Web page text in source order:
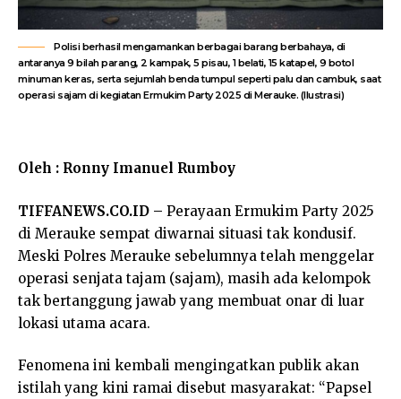
Polisi berhasil mengamankan berbagai barang berbahaya, di
antaranya 9 bilah parang, 2 kampak, 5 pisau, 1 belati, 15 katapel, 9 botol
minuman keras, serta sejumlah benda tumpul seperti palu dan cambuk, saat
operasi sajam di kegiatan Ermukim Party 2025 di Merauke. (Ilustrasi)
Oleh : Ronny Imanuel Rumboy
TIFFANEWS.CO.ID – Perayaan Ermukim Party 2025
di Merauke sempat diwarnai situasi tak kondusif.
Meski Polres Merauke sebelumnya telah menggelar
operasi senjata tajam (sajam), masih ada kelompok
tak bertanggung jawab yang membuat onar di luar
lokasi utama acara.
Fenomena ini kembali mengingatkan publik akan
istilah yang kini ramai disebut masyarakat: “Papsel